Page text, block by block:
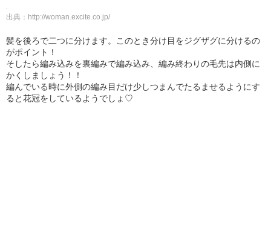
出典： http://woman.excite.co.jp/
髪を後ろで二つに分けます。このとき分け目をジグザグに分けるの
がポイント！
そしたら編み込みを裏編みで編み込み、編み終わりの毛先は内側に
かくしましょう！！
編んでいる時に外側の編み目だけ少しつまんでたるませるようにす
ると花冠をしているようでしょ♡